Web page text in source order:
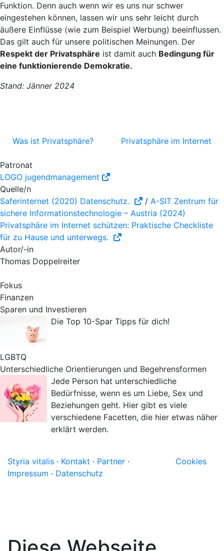
Funktion. Denn auch wenn wir es uns nur schwer
eingestehen können, lassen wir uns sehr leicht durch
äußere Einflüsse (wie zum Beispiel Werbung) beeinflussen.
Das gilt auch für unsere politischen Meinungen. Der
Respekt der Privatsphäre ist damit auch Bedingung für
eine funktionierende Demokratie.
Stand: Jänner 2024
Was ist Privatsphäre? Privatsphäre im Internet
Patronat
LOGO jugendmanagement
Quelle/n
Saferinternet (2020) Datenschutz.
/ A-SIT Zentrum für
sichere Informationstechnologie – Austria (2024)
Privatsphäre im Internet schützen: Praktische Checkliste
für zu Hause und unterwegs.
Autor/-in
Thomas Doppelreiter
Fokus
Finanzen
Sparen und Investieren
Die Top 10-Spar Tipps für dich!
LGBTQ
Unterschiedliche Orientierungen und Begehrensformen
Jede Person hat unterschiedliche
Bedürfnisse, wenn es um Liebe, Sex und
Beziehungen geht. Hier gibt es viele
verschiedene Facetten, die hier etwas näher
erklärt werden.
Styria vitalis · Kontakt · Partner ·
Impressum · Datenschutz
Cookies